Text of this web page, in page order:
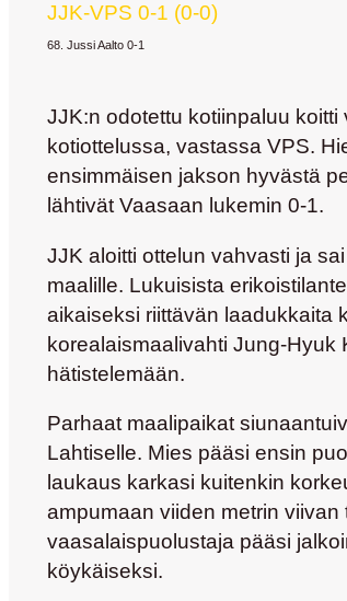
JJK-VPS 0-1 (0-0)
68. Jussi Aalto 0-1
JJK:n odotettu kotiinpaluu
kotiottelussa, vastassa VPS.
ensimmäisen jakson hyvästä
lähtivät Vaasaan lukemin 0-1.
JJK aloitti ottelun vahvasti ja
maalille. Lukuisista
aikaiseksi riittävän laadukkaita
korealaismaalivahti Jung-Hyuk
hätistelemään.
Parhaat maalipaikat
Lahtiselle. Mies pääsi ensin
laukaus karkasi kuitenkin
ampumaan viiden metrin viivan
vaasalaispuolustaja pääsi
köykäiseksi.